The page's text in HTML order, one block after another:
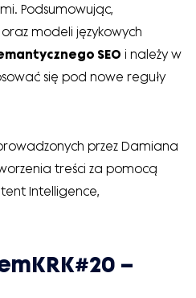
Podsumowując,
oraz modeli językowych
SEO i należy w
się pod nowe reguły
przez Damiana
treści za pomocą
Intelligence,
–